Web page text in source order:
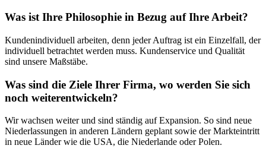
Was ist Ihre Philosophie in Bezug auf Ihre Arbeit?
Kundenindividuell arbeiten, denn jeder Auftrag ist ein Einzelfall, der
individuell betrachtet werden muss. Kundenservice und Qualität
sind unsere Maßstäbe.
Was sind die Ziele Ihrer Firma, wo werden Sie sich
noch weiterentwickeln?
Wir wachsen weiter und sind ständig auf Expansion. So sind neue
Niederlassungen in anderen Ländern geplant sowie der Markteintritt
in neue Länder wie die USA, die Niederlande oder Polen.